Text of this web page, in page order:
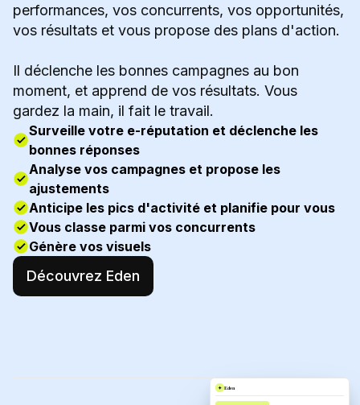
performances, vos concurrents, vos opportunités,
vos résultats et vous propose des plans d'action.
Il déclenche les bonnes campagnes au bon
moment, et apprend de vos résultats. Vous
gardez la main, il fait le travail.
Surveille votre e-réputation et déclenche les
bonnes réponses
Analyse vos campagnes et propose les
ajustements
Anticipe les pics d'activité et planifie pour vous
Vous classe parmi vos concurrents
Génère vos visuels
Découvrez Eden
✦ Eden